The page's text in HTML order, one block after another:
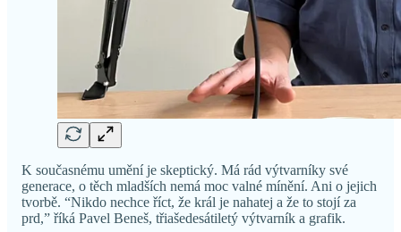
K současnému umění je skeptický. Má rád výtvarníky své
generace, o těch mladších nemá moc valné mínění. Ani o jejich
tvorbě. “Nikdo nechce říct, že král je nahatej a že to stojí za
prd,” říká Pavel Beneš, třiašedesátiletý výtvarník a grafik.